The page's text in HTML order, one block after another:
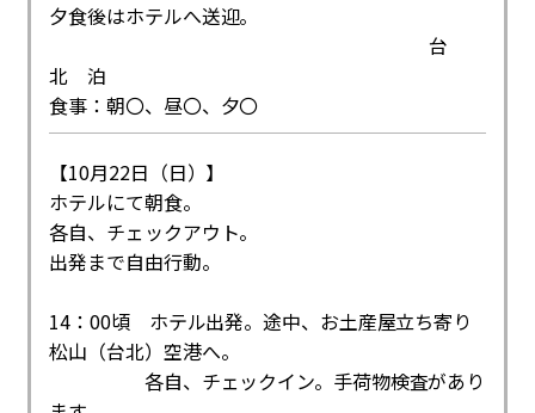
夕食後はホテルへ送迎。
台
北 泊
食事：朝〇、昼〇、夕〇
【10月22日（日）】
ホテルにて朝食。
各自、チェックアウト。
出発まで自由行動。
14：00頃 ホテル出発。途中、お土産屋立ち寄り
松山（台北）空港へ。
各自、チェックイン。手荷物検査があり